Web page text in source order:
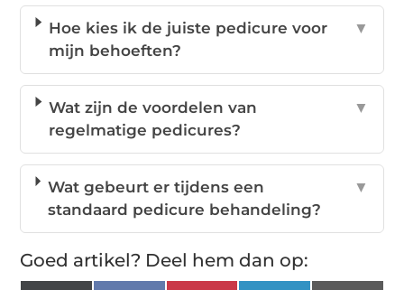
Hoe kies ik de juiste pedicure voor
mijn behoeften?
▼
Wat zijn de voordelen van
regelmatige pedicures?
▼
Wat gebeurt er tijdens een
standaard pedicure behandeling?
▼
Goed artikel? Deel hem dan op: